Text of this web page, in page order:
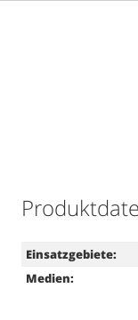
Einsatzgebiete:
Medien: